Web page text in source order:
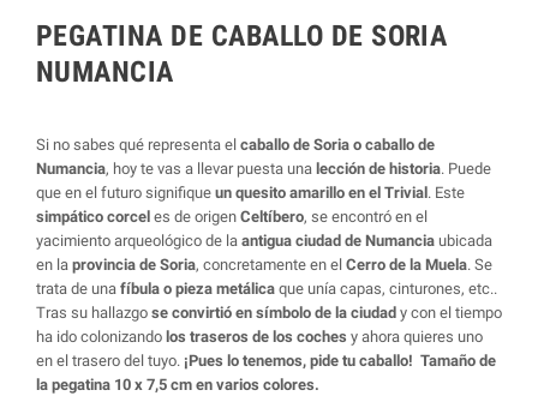
PEGATINA DE CABALLO DE SORIA
NUMANCIA
Si no sabes qué representa el caballo de Soria o caballo de
Numancia, hoy te vas a llevar puesta una lección de historia. Puede
que en el futuro signifique un quesito amarillo en el Trivial. Este
simpático corcel es de origen Celtíbero, se encontró en el
yacimiento arqueológico de la antigua ciudad de Numancia ubicada
en la provincia de Soria, concretamente en el Cerro de la Muela. Se
trata de una fíbula o pieza metálica que unía capas, cinturones, etc..
Tras su hallazgo se convirtió en símbolo de la ciudad y con el tiempo
ha ido colonizando los traseros de los coches y ahora quieres uno
en el trasero del tuyo. ¡Pues lo tenemos, pide tu caballo! Tamaño de
la pegatina 10 x 7,5 cm en varios colores.